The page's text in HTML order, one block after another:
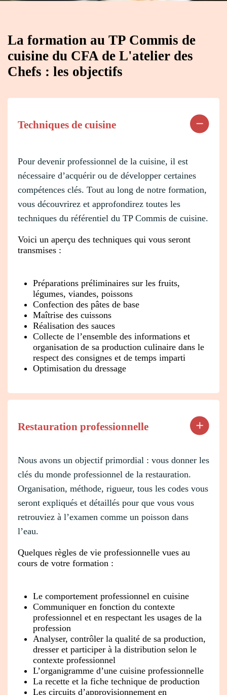
La formation au TP Commis de
cuisine du CFA de L'atelier des
Chefs : les objectifs
Techniques de cuisine
Pour devenir professionnel de la cuisine, il est
nécessaire d’acquérir ou de développer certaines
compétences clés. Tout au long de notre formation,
vous découvrirez et approfondirez toutes les
techniques du référentiel du TP Commis de cuisine.
Voici un aperçu des techniques qui vous seront
transmises :
Préparations préliminaires sur les fruits,
légumes, viandes, poissons
Confection des pâtes de base
Maîtrise des cuissons
Réalisation des sauces
Collecte de l’ensemble des informations et
organisation de sa production culinaire dans le
respect des consignes et de temps imparti
Optimisation du dressage
Restauration professionnelle
Nous avons un objectif primordial : vous donner les
clés du monde professionnel de la restauration.
Organisation, méthode, rigueur, tous les codes vous
seront expliqués et détaillés pour que vous vous
retrouviez à l’examen comme un poisson dans
l’eau.
Quelques règles de vie professionnelle vues au
cours de votre formation :
Le comportement professionnel en cuisine
Communiquer en fonction du contexte
professionnel et en respectant les usages de la
profession
Analyser, contrôler la qualité de sa production,
dresser et participer à la distribution selon le
contexte professionnel
L’organigramme d’une cuisine professionnelle
La recette et la fiche technique de production
Les circuits d’approvisionnement en